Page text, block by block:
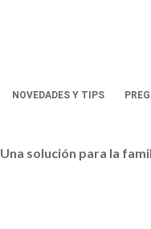
NOVEDADES Y TIPS
Una solución para la